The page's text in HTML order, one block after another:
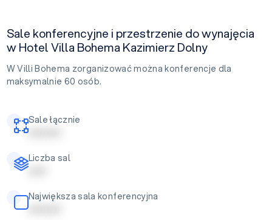
Sale konferencyjne i przestrzenie do wynajęcia
w Hotel Villa Bohema Kazimierz Dolny
W Villi Bohema zorganizować można konferencje dla
maksymalnie 60 osób.
Sale łącznie
| | | | | | | | |
Liczba sal
| | | | |
Największa sala konferencyjna
| | | | | | | | |